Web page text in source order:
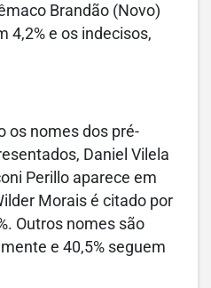
Brandão (Novo)
4,2% e os indecisos,
os nomes dos pré-
Daniel Vilela
Perillo aparece em
Morais é citado por
Outros nomes são
e 40,5% seguem